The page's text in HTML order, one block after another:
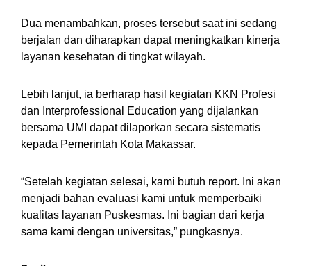
Dua menambahkan, proses tersebut saat ini sedang
berjalan dan diharapkan dapat meningkatkan kinerja
layanan kesehatan di tingkat wilayah.
Lebih lanjut, ia berharap hasil kegiatan KKN Profesi
dan Interprofessional Education yang dijalankan
bersama UMI dapat dilaporkan secara sistematis
kepada Pemerintah Kota Makassar.
“Setelah kegiatan selesai, kami butuh report. Ini akan
menjadi bahan evaluasi kami untuk memperbaiki
kualitas layanan Puskesmas. Ini bagian dari kerja
sama kami dengan universitas,” pungkasnya.